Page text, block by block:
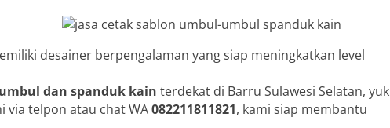
desainer berpengalaman yang siap meningkatkan level
dan spanduk kain terdekat di Barru Sulawesi Selatan, yuk
via telpon atau chat WA082211811821, kami siap membantu